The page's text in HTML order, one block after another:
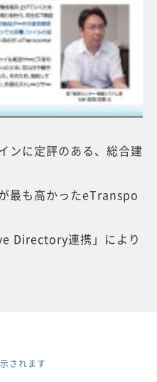
ンに定評のある、総合建
最も高かったeTranspo
Directory連携」により
されます